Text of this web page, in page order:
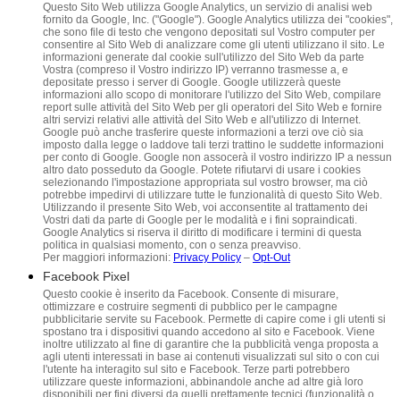
Questo Sito Web utilizza Google Analytics, un servizio di analisi web
fornito da Google, Inc. ("Google"). Google Analytics utilizza dei "cookies",
che sono file di testo che vengono depositati sul Vostro computer per
consentire al Sito Web di analizzare come gli utenti utilizzano il sito. Le
informazioni generate dal cookie sull'utilizzo del Sito Web da parte
Vostra (compreso il Vostro indirizzo IP) verranno trasmesse a, e
depositate presso i server di Google. Google utilizzerà queste
informazioni allo scopo di monitorare l'utilizzo del Sito Web, compilare
report sulle attività del Sito Web per gli operatori del Sito Web e fornire
altri servizi relativi alle attività del Sito Web e all'utilizzo di Internet.
Google può anche trasferire queste informazioni a terzi ove ciò sia
imposto dalla legge o laddove tali terzi trattino le suddette informazioni
per conto di Google. Google non assocerà il vostro indirizzo IP a nessun
altro dato posseduto da Google. Potete rifiutarvi di usare i cookies
selezionando l'impostazione appropriata sul vostro browser, ma ciò
potrebbe impedirvi di utilizzare tutte le funzionalità di questo Sito Web.
Utilizzando il presente Sito Web, voi acconsentite al trattamento dei
Vostri dati da parte di Google per le modalità e i fini sopraindicati.
Google Analytics si riserva il diritto di modificare i termini di questa
politica in qualsiasi momento, con o senza preavviso.
Per maggiori informazioni: Privacy Policy – Opt-Out
Facebook Pixel
Questo cookie è inserito da Facebook. Consente di misurare,
ottimizzare e costruire segmenti di pubblico per le campagne
pubblicitarie servite su Facebook. Permette di capire come i gli utenti si
spostano tra i dispositivi quando accedono al sito e Facebook. Viene
inoltre utilizzato al fine di garantire che la pubblicità venga proposta a
agli utenti interessati in base ai contenuti visualizzati sul sito o con cui
l'utente ha interagito sul sito e Facebook. Terze parti potrebbero
utilizzare queste informazioni, abbinandole anche ad altre già loro
disponibili per fini diversi da quelli prettamente tecnici (funzionalità o